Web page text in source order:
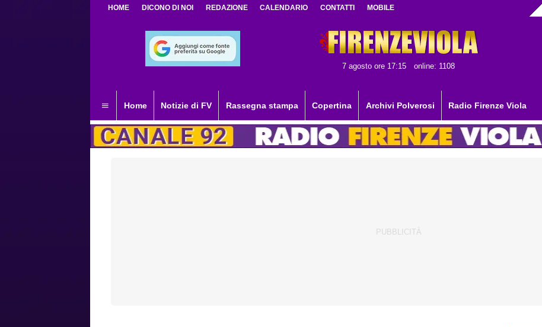
HOME DICONO DI NOI REDAZIONE CALENDARIO CONTATTI MOBILE
7 agosto ore 17:15 online: 1108
Home Notizie di FV Rassegna stampa Copertina Archivi Polverosi Radio Firenze Viola